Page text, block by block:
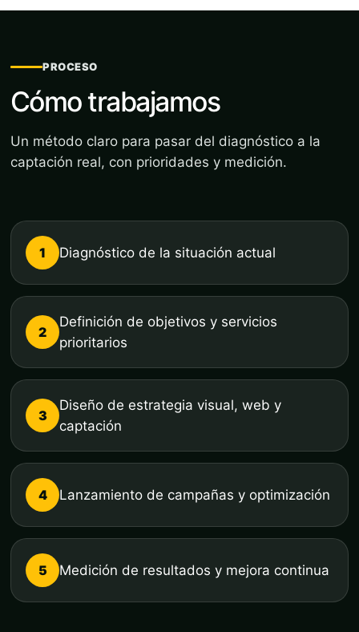
PROCESO
Cómo trabajamos
Un método claro para pasar del diagnóstico a la
captación real, con prioridades y medición.
1 Diagnóstico de la situación actual
2
Definición de objetivos y servicios
prioritarios
3
Diseño de estrategia visual, web y
captación
4 Lanzamiento de campañas y optimización
5 Medición de resultados y mejora continua